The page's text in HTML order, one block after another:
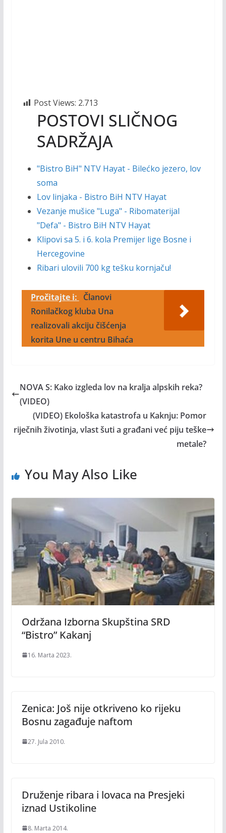
Post Views: 2.713
POSTOVI SLIČNOG
SADRŽAJA
"Bistro BiH" NTV Hayat - Bilećko jezero, lov
soma
Lov linjaka - Bistro BiH NTV Hayat
Vezanje mušice "Luga" - Ribomaterijal
"Defa" - Bistro BiH NTV Hayat
Klipovi sa 5. i 6. kola Premijer lige Bosne i
Hercegovine
Ribari ulovili 700 kg tešku kornjaču!
Pročitajte i:
Članovi
Ronilačkog kluba Una
realizovali akciju čišćenja
korita Une u centru Bihaća
NOVA S: Kako izgleda lov na kralja alpskih reka?
(VIDEO)
(VIDEO) Ekološka katastrofa u Kaknju: Pomor
riječnih životinja, vlast šuti a građani već piju teške
metale?
You May Also Like
Održana Izborna Skupština SRD
“Bistro” Kakanj
16. Marta 2023.
Zenica: Još nije otkriveno ko rijeku
Bosnu zagađuje naftom
27. Jula 2010.
Druženje ribara i lovaca na Presjeki
iznad Ustikoline
8. Marta 2014.